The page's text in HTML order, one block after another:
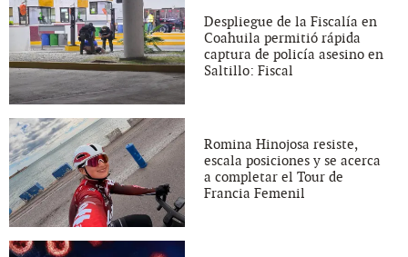
Despliegue de la Fiscalía en
Coahuila permitió rápida
captura de policía asesino en
Saltillo: Fiscal
Romina Hinojosa resiste,
escala posiciones y se acerca
a completar el Tour de
Francia Femenil